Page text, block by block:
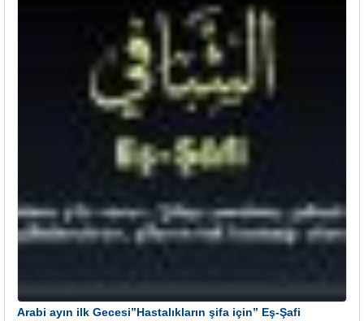
Arabi ayın ilk Gecesi”Hastalıkların şifa için” Eş-Şafi